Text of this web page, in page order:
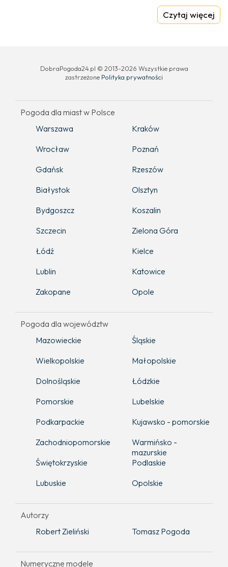
Czytaj więcej
DobraPogoda24.pl © 2013-2026 Wszystkie prawa
zastrzeżone Polityka prywatności
Pogoda dla miast w Polsce
Warszawa
Kraków
Wrocław
Poznań
Gdańsk
Rzeszów
Białystok
Olsztyn
Bydgoszcz
Koszalin
Szczecin
Zielona Góra
Łódź
Kielce
Lublin
Katowice
Zakopane
Opole
Pogoda dla województw
Mazowieckie
Śląskie
Wielkopolskie
Małopolskie
Dolnośląskie
Łódzkie
Pomorskie
Lubelskie
Podkarpackie
Kujawsko - pomorskie
Zachodniopomorskie
Warmińsko -
mazurskie
Świętokrzyskie
Podlaskie
Lubuskie
Opolskie
Autorzy
Robert Zieliński
Tomasz Pogoda
Numeryczne modele